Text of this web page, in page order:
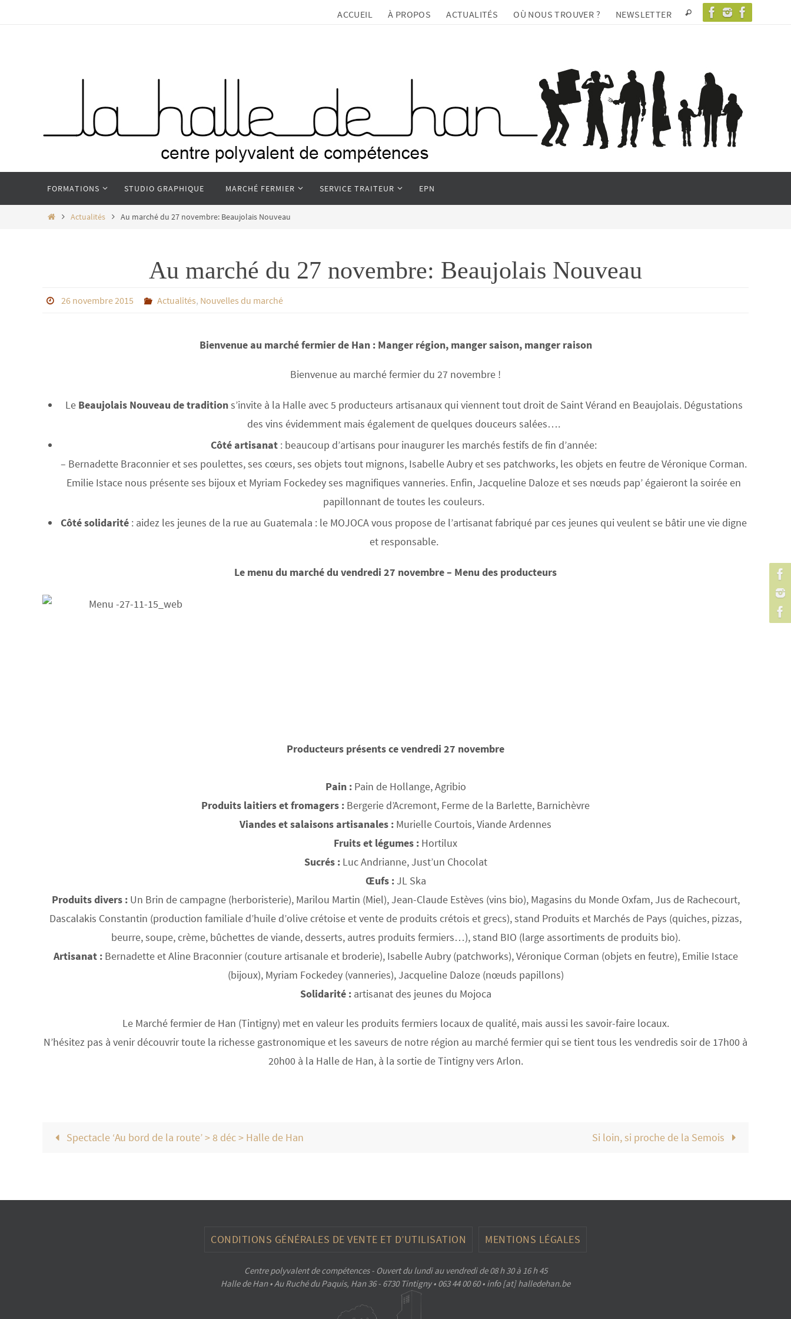
ACCUEIL À PROPOS ACTUALITÉS OÙ NOUS TROUVER ? NEWSLETTER
le
FORMATIONS STUDIO GRAPHIQUE MARCHÉ FERMIER SERVICE TRAITEUR EPN
HomeActualités Au marché du 27 novembre: Beaujolais Nouveau
Au marché du 27 novembre: Beaujolais Nouveau
26 novembre 2015 Actualités, Nouvelles du marché
Bienvenue au marché fermier de Han : Manger région, manger saison, manger raison
Bienvenue au marché fermier du 27 novembre !
Le Beaujolais Nouveau de traditions’invite à la Halle avec 5 producteurs artisanaux qui viennent tout droit de Saint Vérand en Beaujolais. Dégustations
des vins évidemment mais également de quelques douceurs salées….
Côté artisanat : beaucoup d’artisans pour inaugurer les marchés festifs de fin d’année:
– Bernadette Braconnier et ses poulettes, ses cœurs, ses objets tout mignons, Isabelle Aubry et ses patchworks, les objets en feutre de Véronique Corman.
Emilie Istace nous présente ses bijoux et Myriam Fockedey ses magnifiques vanneries. Enfin, Jacqueline Daloze et ses nœuds pap’ égaieront la soirée en
papillonnant de toutes les couleurs.
Côté solidarité : aidez les jeunes de la rue au Guatemala : le MOJOCA vous propose de l’artisanat fabriqué par ces jeunes qui veulent se bâtir une vie digne
et responsable.
Le menu du marché du vendredi 27 novembre – Menu des producteurs
Producteurs présents ce vendredi 27 novembre
Pain :Pain de Hollange, Agribio
Produits laitiers et fromagers : Bergerie d’Acremont, Ferme de la Barlette, Barnichèvre
Viandes et salaisons artisanales : Murielle Courtois, Viande Ardennes
Fruits et légumes : Hortilux
Sucrés :Luc Andrianne, Just’un Chocolat
Œufs :JL Ska
Produits divers :Un Brin de campagne (herboristerie), Marilou Martin (Miel), Jean-Claude Estèves (vins bio), Magasins du Monde Oxfam, Jus de Rachecourt,
Dascalakis Constantin (production familiale d’huile d’olive crétoise et vente de produits crétois et grecs), stand Produits et Marchés de Pays (quiches, pizzas,
beurre, soupe, crème, bûchettes de viande, desserts, autres produits fermiers…), stand BIO (large assortiments de produits bio).
Artisanat :Bernadette et Aline Braconnier (couture artisanale et broderie), Isabelle Aubry (patchworks), Véronique Corman (objets en feutre), Emilie Istace
(bijoux), Myriam Fockedey (vanneries), Jacqueline Daloze (nœuds papillons)
Solidarité :artisanat des jeunes du Mojoca
Le Marché fermier de Han (Tintigny) met en valeur les produits fermiers locaux de qualité, mais aussi les savoir-faire locaux.
N’hésitez pas à venir découvrir toute la richesse gastronomique et les saveurs de notre région au marché fermier qui se tient tous les vendredis soir de 17h00 à
20h00 à la Halle de Han, à la sortie de Tintigny vers Arlon.
Spectacle ‘Au bord de la route’ > 8 déc > Halle de Han Si loin, si proche de la Semois
CONDITIONS GÉNÉRALES DE VENTE ET D’UTILISATION MENTIONS LÉGALES
Centre polyvalent de compétences - Ouvert du lundi au vendredi de 08 h 30 à 16 h 45
Halle de Han • Au Ruché du Paquis, Han 36 - 6730 Tintigny • 063 44 00 60 • info [at] halledehan.be